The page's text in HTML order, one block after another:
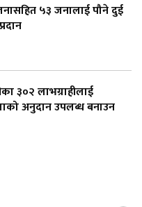
५३ जनालाई पौने दुई
३०२ लाभग्राहीलाई
अनुदान उपलब्ध बनाउन